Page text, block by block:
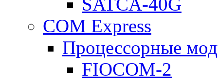
COM Express
Процессорные
FIOCOM-2